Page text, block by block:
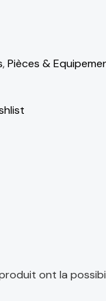
,Pièces &
ont la